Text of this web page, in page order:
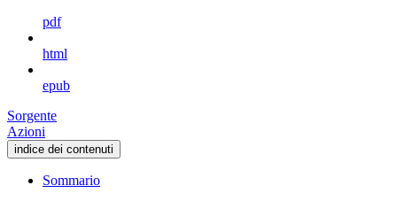
pdf
html
epub
Sorgente
Azioni
indice dei contenuti
Sommario